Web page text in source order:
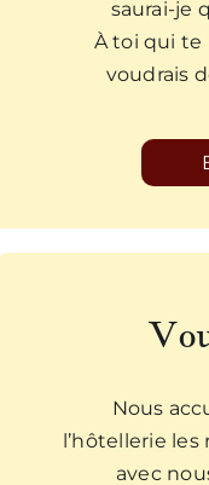
saurai-je
À toi qui te
voudrais
Nous
l’hôtellerie
avec